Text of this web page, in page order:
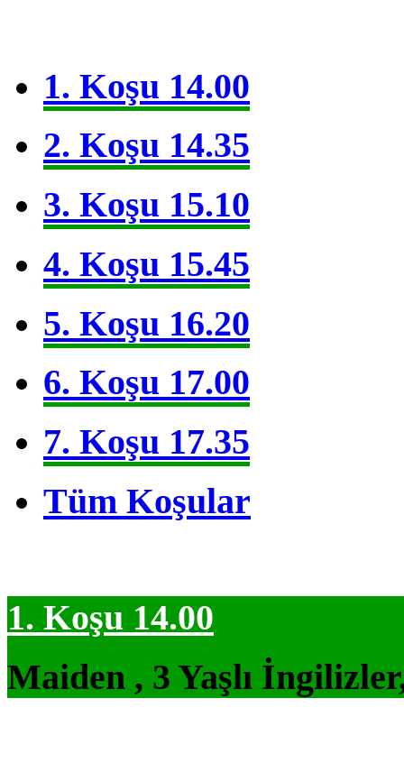
1. Koşu 14.00
2. Koşu 14.35
3. Koşu 15.10
4. Koşu 15.45
5. Koşu 16.20
6. Koşu 17.00
7. Koşu 17.35
Tüm Koşular
1. Koşu 14.00
Maiden , 3 Yaşlı